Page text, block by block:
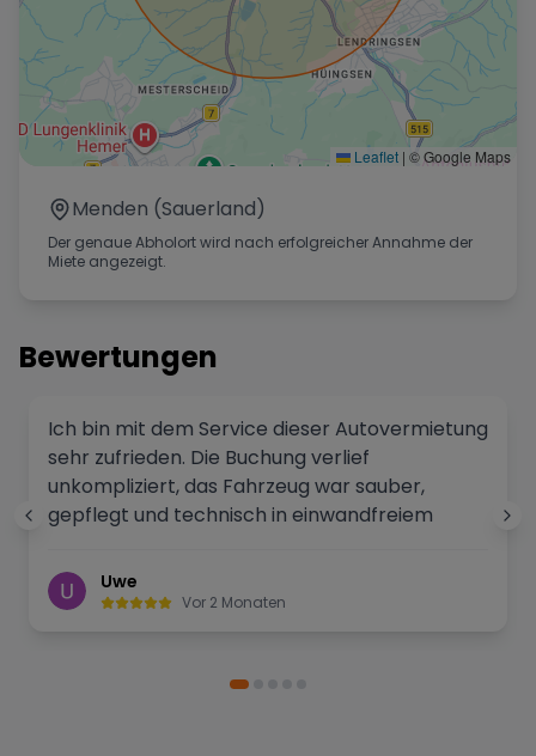
Leaflet | © Google Maps
Menden (Sauerland)
Der genaue Abholort wird nach erfolgreicher Annahme der
Miete angezeigt.
Bewertungen
Ich bin mit dem Service dieser Autovermietung
sehr zufrieden. Die Buchung verlief
unkompliziert, das Fahrzeug war sauber,
gepflegt und technisch in einwandfreiem
kompetent und haben sich Zeit genommen,
alle Fragen zu beantworten. Auch die
war fair und transparent, ohne versteckte
Uwe
Vor 2 Monaten